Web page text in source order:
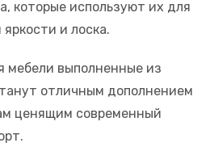
которые используют их для
и лоска.
мебели выполненные из
отличным дополнением
ценящим современный